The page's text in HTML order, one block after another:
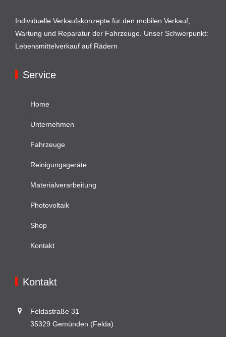
Individuelle Verkaufskonzepte für den mobilen Verkauf,
Wartung und Reparatur der Fahrzeuge. Unser Schwerpunkt:
Lebensmittelverkauf auf Rädern
Service
Home
Unternehmen
Fahrzeuge
Reinigungsgeräte
Materialverarbeitung
Photovoltaik
Shop
Kontakt
Kontakt
Feldastraße 31
35329 Gemünden (Felda)